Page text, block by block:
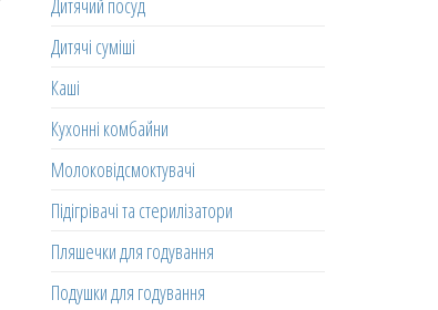
Дитячий посуд
Дитячі суміші
Каші
Кухонні комбайни
Молоковідсмоктувачі
Підігрівачі та стерилізатори
Пляшечки для годування
Подушки для годування